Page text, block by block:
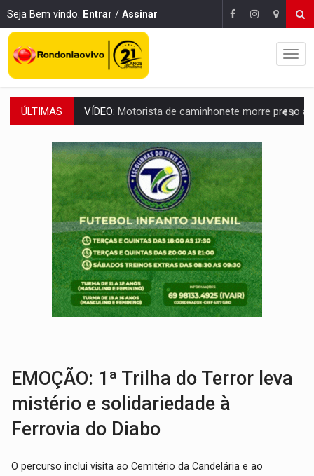
Seja Bem vindo. Entrar / Assinar
ÚLTIMAS LAZER:Seis lugares gratuitos para aproveitar o fim de semana
VÍDEO:FTICCO e Força Tática prendem membro do CV com arma e drogas
INCLUSÃO:Prefeitura fortalece parceria com a APAE para ampliar ações
DEFESA:Exército testa inovações no combate a drones durante
TEMAS SOCIOAMBIENTAIS:Em Itapuã do Oeste, CINEMAZÔNIA leva cinema
PREVISÃO:Interior de Rondônia terá sábado (8) de calor intenso
INFRAESTRUTURA:Após quase 30 anos de espera, asfalto chega ao
A ILHA:Coreografia de Rondônia estreia na programação do Festival de
EMOÇÃO: 1ª Trilha do Terror leva
mistério e solidariedade à
Ferrovia do Diabo
O percurso inclui visita ao Cemitério da Candelária e ao